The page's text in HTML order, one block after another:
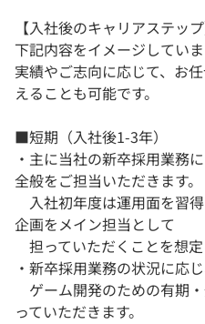
【入社後のキャリアステップ
下記内容をイメージしていま
実績やご志向に応じて、お
えることも可能です。
■短期（入社後1-3年）
・主に当社の新卒採用業務
全般をご担当いただきます。
入社初年度は運用面を習
企画をメイン担当として
担っていただくことを想定
・新卒採用業務の状況に応じ
ゲーム開発のための有期
っていただきます。